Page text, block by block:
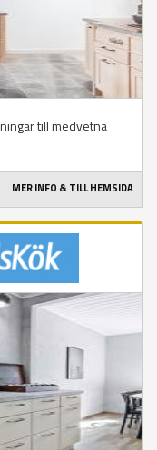
till medvetna
MER INFO & TILL HEMSIDA